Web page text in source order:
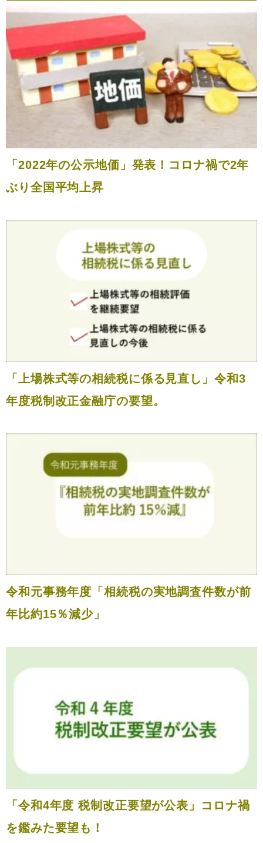
「2022年の公示地価」発表！コロナ禍で2年
ぶり全国平均上昇
「上場株式等の相続税に係る見直し」令和3
年度税制改正金融庁の要望。
令和元事務年度「相続税の実地調査件数が前
年比約15％減少」
「令和4年度 税制改正要望が公表」コロナ禍
を鑑みた要望も！